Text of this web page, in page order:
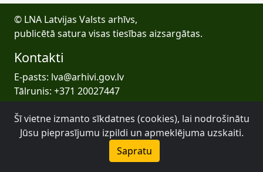
© LNA Latvijas Valsts arhīvs,
publicētā satura visas tiesības aizsargātas.
Kontakti
E-pasts: lva@arhivi.gov.lv
Tālrunis: +371 20027447
Bezdelīgu 1A, Rīga
Latvijas Valsts arhīvs
Šī vietne izmanto sīkdatnes (cookies), lai nodrošinātu
Jūsu pieprasījumu izpildi un apmeklējuma uzskaiti.
Sapratu